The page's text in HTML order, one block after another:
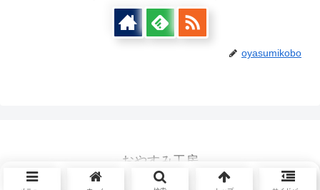
oyasumikobo
おやすみ工房
© 2026 おやすみ工房.